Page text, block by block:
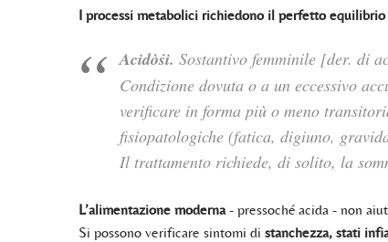
I processi metabolici richiedono il perfetto equilibrio
Acidòṡi. Sostantivo femminile [der. di
Condizione dovuta o a un eccessivo
verificare in forma più o meno
fisiopatologiche (fatica, digiuno,
Il trattamento richiede, di solito, la
L’alimentazione moderna - pressoché acida - non
Si possono verificare sintomi di stanchezza, stati